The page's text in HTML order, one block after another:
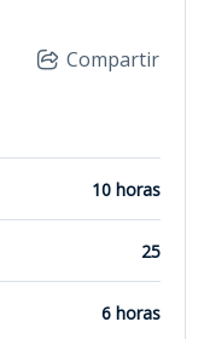
Compartir
10 horas
25
6 horas